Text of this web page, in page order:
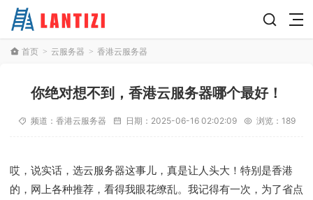
首页 > 云服务器 > 香港云服务器
你绝对想不到，香港云服务器哪个最好！
频道： 香港云服务器 日期： 2025-06-16 02:02:09 浏览：189
哎，说实话，选云服务器这事儿，真是让人头大！特别是香港
的，网上各种推荐，看得我眼花缭乱。我记得有一次，为了省点